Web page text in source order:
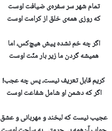
تمام شهر سر سفره‌ی ضیافت اوست
که روزی همه‌ی خلق از کرامت اوست
اگر چه خم نشده پیش هیچ‌کس، اما
همیشه گردن ما زیر بار منّت اوست
کریم قابل تعریف نیست، پس چه عجب!
اگر که دشمن او شامل شفاعت اوست
عجیب نیست که لبخند و مهربانی و عشق